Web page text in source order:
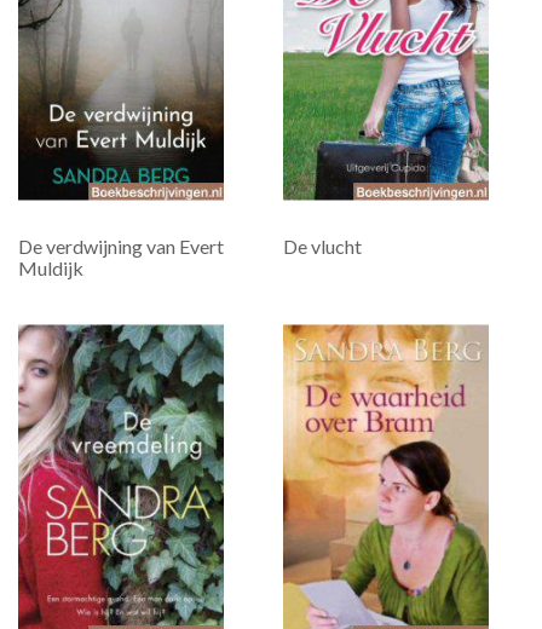
De verdwijning van Evert
Muldijk
De vlucht